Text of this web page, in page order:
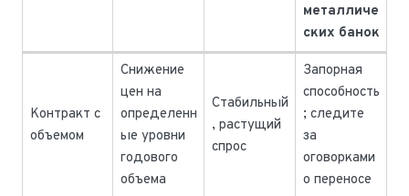
металличе
ских банок
Контракт с
объемом
Снижение
цен на
определенн
ые уровни
годового
объема
Стабильный
, растущий
спрос
Запорная
способность
; следите
за
оговорками
о переносе